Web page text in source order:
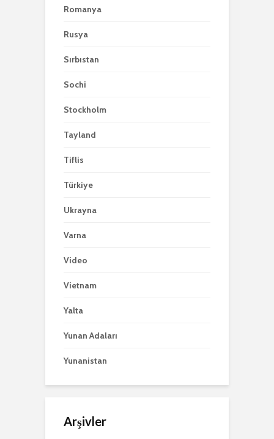
Romanya
Rusya
Sırbıstan
Sochi
Stockholm
Tayland
Tiflis
Türkiye
Ukrayna
Varna
Video
Vietnam
Yalta
Yunan Adaları
Yunanistan
Arşivler